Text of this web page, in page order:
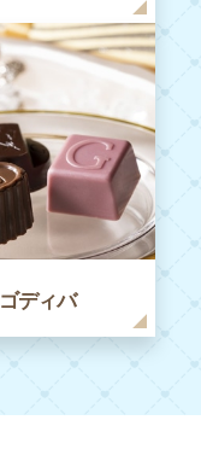
ゴディバ